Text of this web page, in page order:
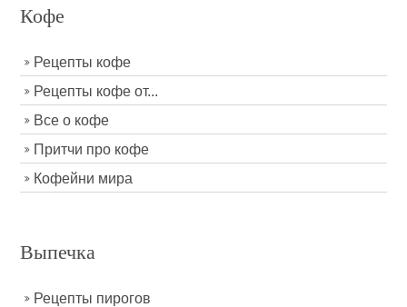
Кофе
Рецепты кофе
Рецепты кофе от...
Все о кофе
Притчи про кофе
Кофейни мира
Выпечка
Рецепты пирогов